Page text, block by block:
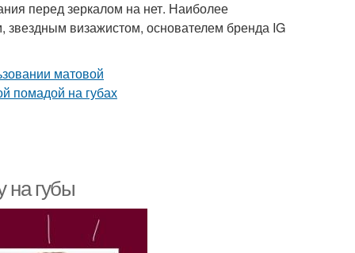
перед зеркалом на нет. Наиболее
звездным визажистом, основателем бренда IG
на губы